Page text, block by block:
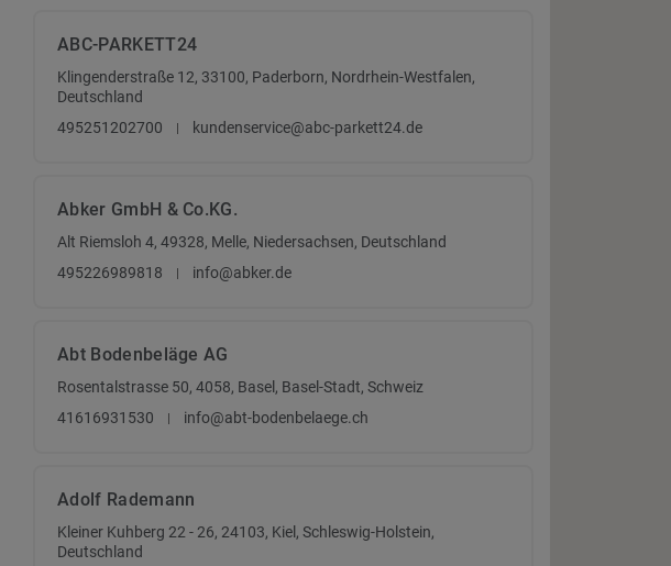
ABC-PARKETT24
Klingenderstraße 12, 33100, Paderborn, Nordrhein-Westfalen,
Deutschland
495251202700
kundenservice@abc-parkett24.de
Abker GmbH & Co.KG.
Alt Riemsloh 4, 49328, Melle, Niedersachsen, Deutschland
495226989818
info@abker.de
Abt Bodenbeläge AG
Rosentalstrasse 50, 4058, Basel, Basel-Stadt, Schweiz
41616931530
info@abt-bodenbelaege.ch
Adolf Rademann
Kleiner Kuhberg 22 - 26, 24103, Kiel, Schleswig-Holstein,
Deutschland